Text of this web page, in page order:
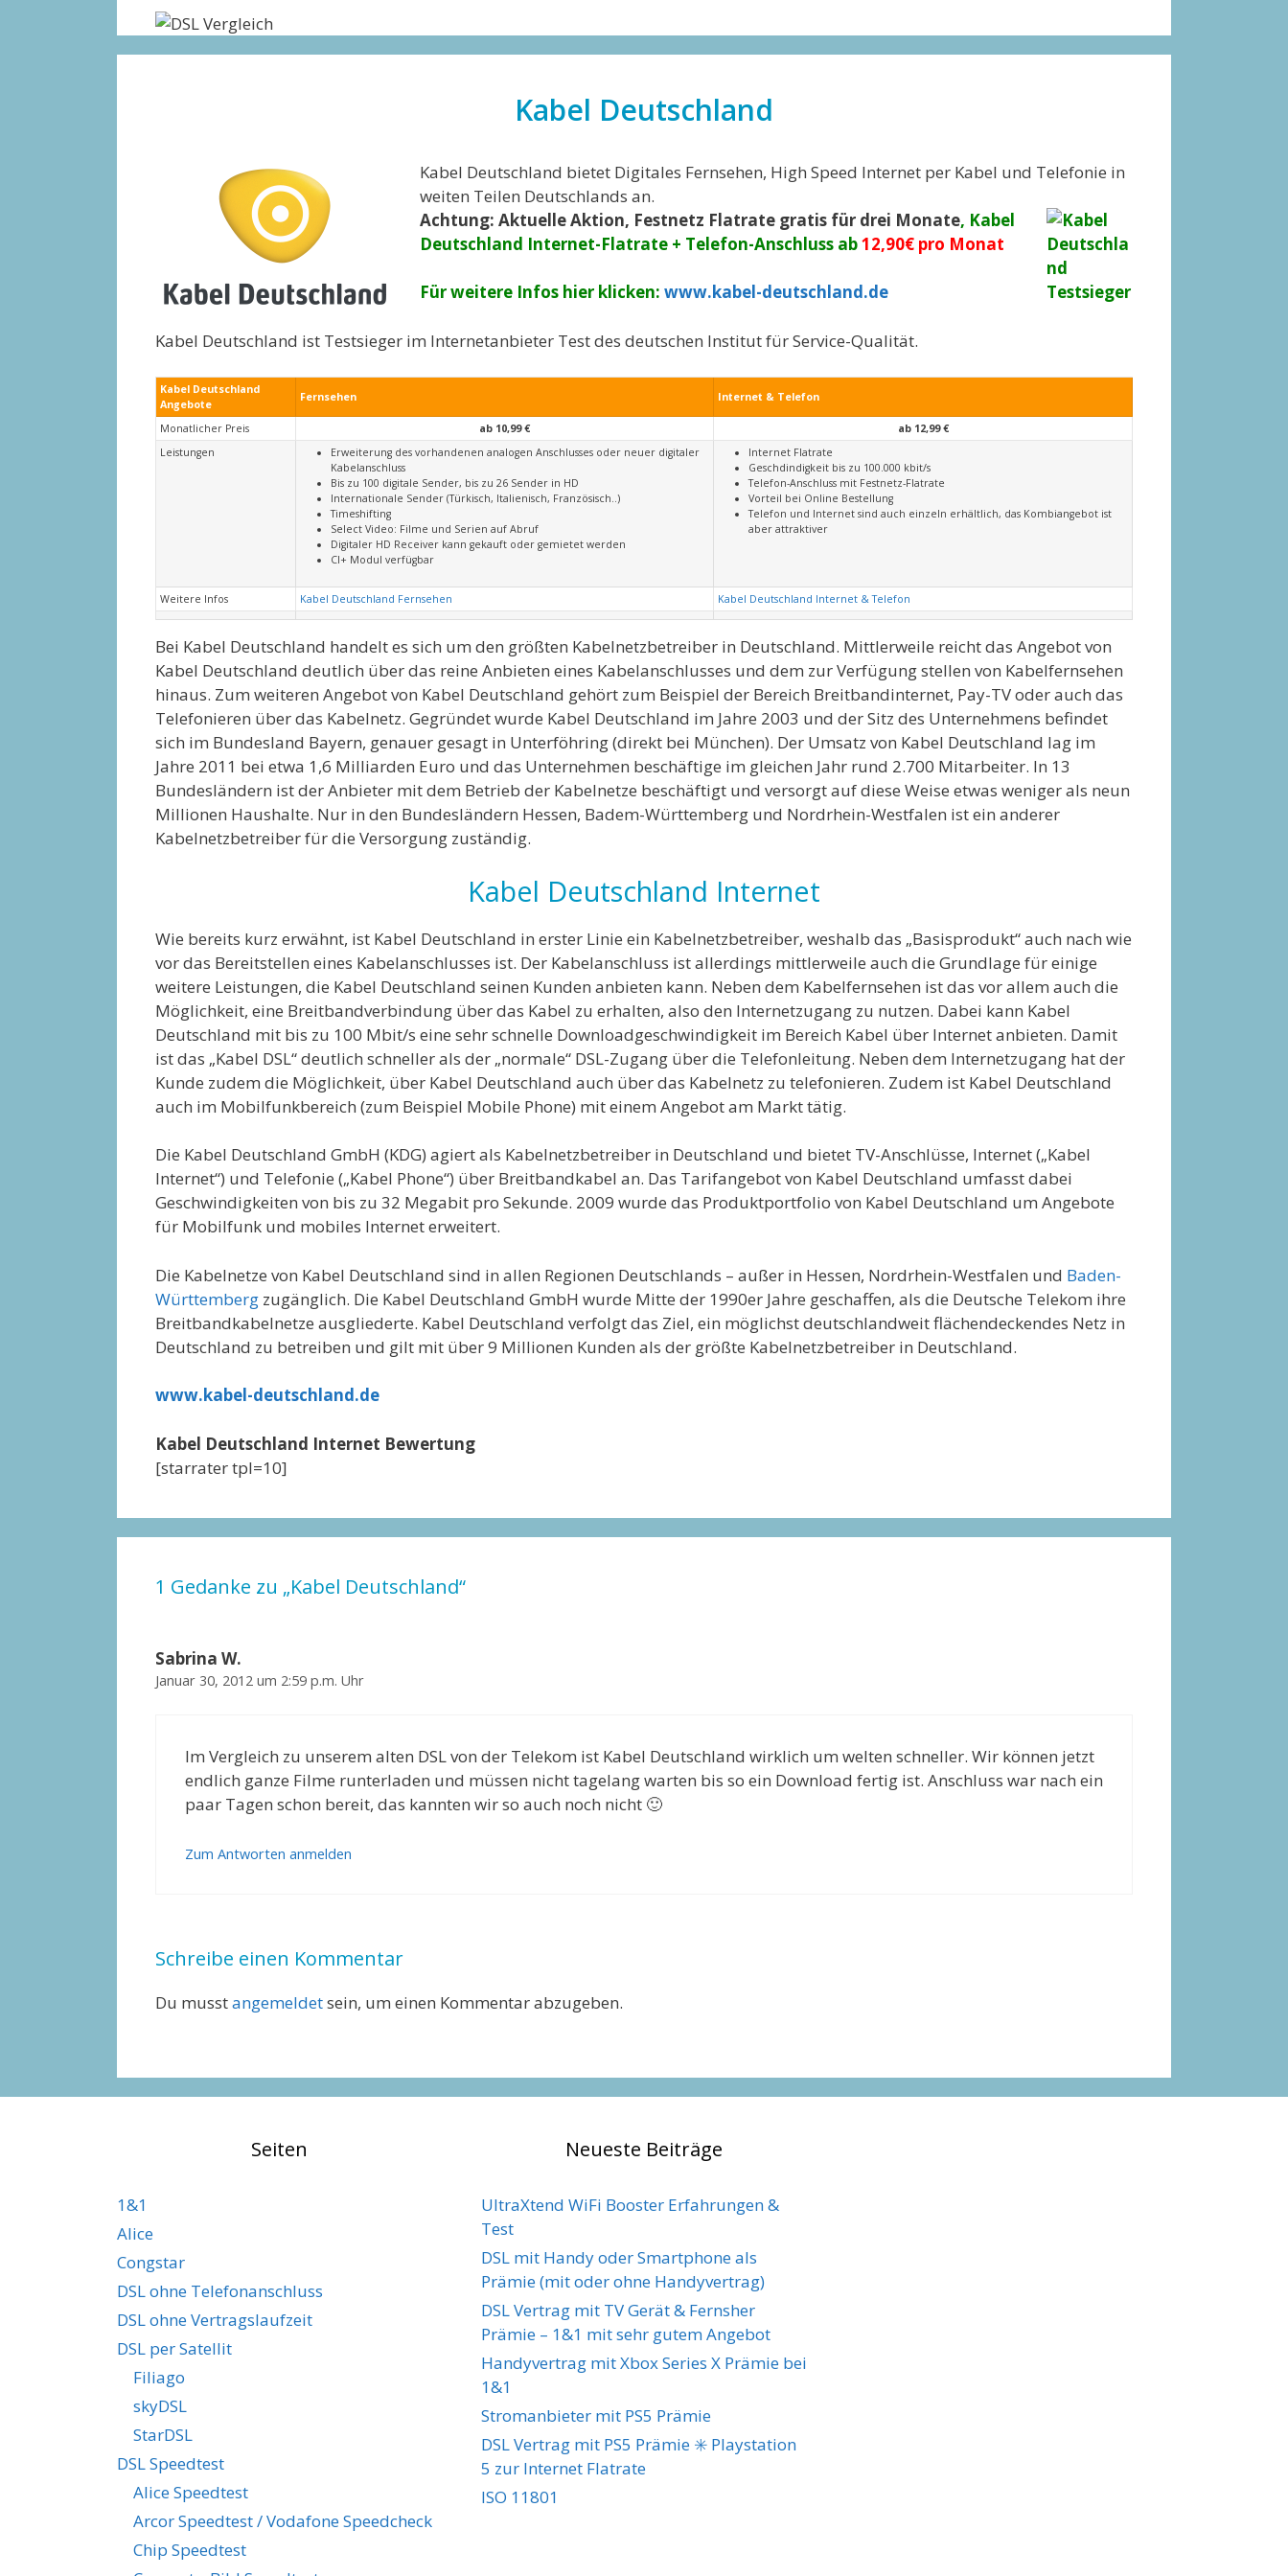
Kabel Deutschland
Kabel Deutschland bietet Digitales Fernsehen, High Speed Internet per Kabel und Telefonie in
weiten Teilen Deutschlands an.
Achtung: Aktuelle Aktion, Festnetz Flatrate gratis für drei Monate, Kabel
Deutschland Internet-Flatrate + Telefon-Anschluss ab12,90€ pro Monat
Für weitere Infos hier klicken: www.kabel-deutschland.de
Kabel Deutschland ist Testsieger im Internetanbieter Test des deutschen Institut für Service-Qualität.
Kabel Deutschland
Angebote
Fernsehen Internet & Telefon
Monatlicher Preis ab 10,99 € ab 12,99 €
Leistungen
Erweiterung des vorhandenen analogen Anschlusses oder neuer digitaler
Kabelanschluss
Bis zu 100 digitale Sender, bis zu 26 Sender in HD
Internationale Sender (Türkisch, Italienisch, Französisch..)
Timeshifting
Select Video: Filme und Serien auf Abruf
Digitaler HD Receiver kann gekauft oder gemietet werden
CI+ Modul verfügbar
Internet Flatrate
Geschdindigkeit bis zu 100.000 kbit/s
Telefon-Anschluss mit Festnetz-Flatrate
Vorteil bei Online Bestellung
Telefon und Internet sind auch einzeln erhältlich, das Kombiangebot ist
aber attraktiver
Weitere Infos Kabel Deutschland Fernsehen Kabel Deutschland Internet & Telefon
Bei Kabel Deutschland handelt es sich um den größten Kabelnetzbetreiber in Deutschland. Mittlerweile reicht das Angebot von
Kabel Deutschland deutlich über das reine Anbieten eines Kabelanschlusses und dem zur Verfügung stellen von Kabelfernsehen
hinaus. Zum weiteren Angebot von Kabel Deutschland gehört zum Beispiel der Bereich Breitbandinternet, Pay-TV oder auch das
Telefonieren über das Kabelnetz. Gegründet wurde Kabel Deutschland im Jahre 2003 und der Sitz des Unternehmens befindet
sich im Bundesland Bayern, genauer gesagt in Unterföhring (direkt bei München). Der Umsatz von Kabel Deutschland lag im
Jahre 2011 bei etwa 1,6 Milliarden Euro und das Unternehmen beschäftige im gleichen Jahr rund 2.700 Mitarbeiter. In 13
Bundesländern ist der Anbieter mit dem Betrieb der Kabelnetze beschäftigt und versorgt auf diese Weise etwas weniger als neun
Millionen Haushalte. Nur in den Bundesländern Hessen, Badem-Württemberg und Nordrhein-Westfalen ist ein anderer
Kabelnetzbetreiber für die Versorgung zuständig.
Kabel Deutschland Internet
Wie bereits kurz erwähnt, ist Kabel Deutschland in erster Linie ein Kabelnetzbetreiber, weshalb das „Basisprodukt“ auch nach wie
vor das Bereitstellen eines Kabelanschlusses ist. Der Kabelanschluss ist allerdings mittlerweile auch die Grundlage für einige
weitere Leistungen, die Kabel Deutschland seinen Kunden anbieten kann. Neben dem Kabelfernsehen ist das vor allem auch die
Möglichkeit, eine Breitbandverbindung über das Kabel zu erhalten, also den Internetzugang zu nutzen. Dabei kann Kabel
Deutschland mit bis zu 100 Mbit/s eine sehr schnelle Downloadgeschwindigkeit im Bereich Kabel über Internet anbieten. Damit
ist das „Kabel DSL“ deutlich schneller als der „normale“ DSL-Zugang über die Telefonleitung. Neben dem Internetzugang hat der
Kunde zudem die Möglichkeit, über Kabel Deutschland auch über das Kabelnetz zu telefonieren. Zudem ist Kabel Deutschland
auch im Mobilfunkbereich (zum Beispiel Mobile Phone) mit einem Angebot am Markt tätig.
Die Kabel Deutschland GmbH (KDG) agiert als Kabelnetzbetreiber in Deutschland und bietet TV-Anschlüsse, Internet („Kabel
Internet“) und Telefonie („Kabel Phone“) über Breitbandkabel an. Das Tarifangebot von Kabel Deutschland umfasst dabei
Geschwindigkeiten von bis zu 32 Megabit pro Sekunde. 2009 wurde das Produktportfolio von Kabel Deutschland um Angebote
für Mobilfunk und mobiles Internet erweitert.
Die Kabelnetze von Kabel Deutschland sind in allen Regionen Deutschlands – außer in Hessen, Nordrhein-Westfalen und Baden-
Württemberg zugänglich. Die Kabel Deutschland GmbH wurde Mitte der 1990er Jahre geschaffen, als die Deutsche Telekom ihre
Breitbandkabelnetze ausgliederte. Kabel Deutschland verfolgt das Ziel, ein möglichst deutschlandweit flächendeckendes Netz in
Deutschland zu betreiben und gilt mit über 9 Millionen Kunden als der größte Kabelnetzbetreiber in Deutschland.
www.kabel-deutschland.de
Kabel Deutschland Internet Bewertung
[starrater tpl=10]
1 Gedanke zu „Kabel Deutschland“
Sabrina W.
Januar 30, 2012 um 2:59 p.m. Uhr
Im Vergleich zu unserem alten DSL von der Telekom ist Kabel Deutschland wirklich um welten schneller. Wir können jetzt
endlich ganze Filme runterladen und müssen nicht tagelang warten bis so ein Download fertig ist. Anschluss war nach ein
paar Tagen schon bereit, das kannten wir so auch noch nicht 🙂
Zum Antworten anmelden
Schreibe einen Kommentar
Du musstangemeldetsein, um einen Kommentar abzugeben.
Seiten
1&1
Alice
Congstar
DSL ohne Telefonanschluss
DSL ohne Vertragslaufzeit
DSL per Satellit
Filiago
skyDSL
StarDSL
DSL Speedtest
Alice Speedtest
Arcor Speedtest / Vodafone Speedcheck
Chip Speedtest
Neueste Beiträge
UltraXtend WiFi Booster Erfahrungen &
Test
DSL mit Handy oder Smartphone als
Prämie (mit oder ohne Handyvertrag)
DSL Vertrag mit TV Gerät & Fernsher
Prämie – 1&1 mit sehr gutem Angebot
Handyvertrag mit Xbox Series X Prämie bei
1&1
Stromanbieter mit PS5 Prämie
DSL Vertrag mit PS5 Prämie ✳️ Playstation
5 zur Internet Flatrate
ISO 11801